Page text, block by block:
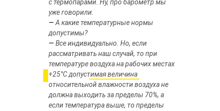
с термопарами. Ну, про барометр мы
уже говорили.
— А какие температурные нормы
допустимы?
— Все индивидуально. Но, если
рассматривать наш случай, то при
температуре воздуха на рабочих местах
+25°С допустимая величина
относительной влажности воздуха не
должна выходить за пределы 70%, а
если температура выше, то пределы